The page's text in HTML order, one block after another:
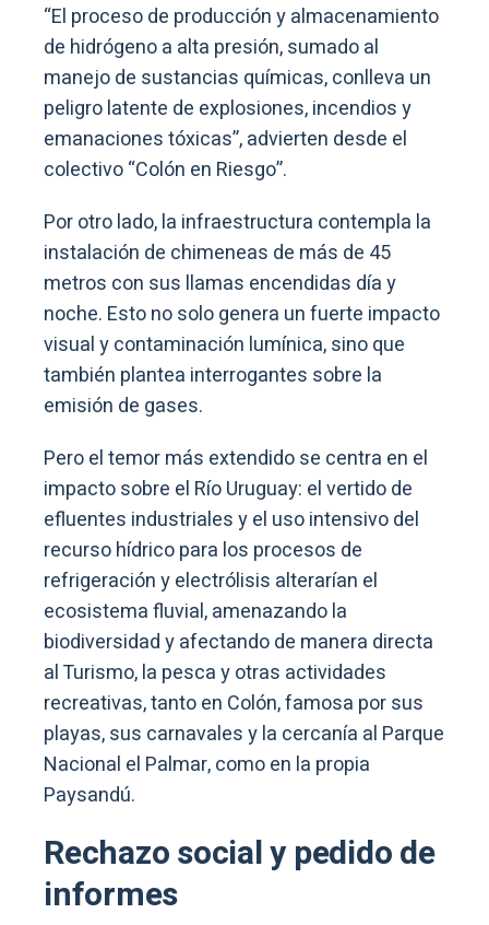
“El proceso de producción y almacenamiento
de hidrógeno a alta presión, sumado al
manejo de sustancias químicas, conlleva un
peligro latente de explosiones, incendios y
emanaciones tóxicas”, advierten desde el
colectivo “Colón en Riesgo”.
Por otro lado, la infraestructura contempla la
instalación de chimeneas de más de 45
metros con sus llamas encendidas día y
noche. Esto no solo genera un fuerte impacto
visual y contaminación lumínica, sino que
también plantea interrogantes sobre la
emisión de gases.
Pero el temor más extendido se centra en el
impacto sobre el Río Uruguay: el vertido de
efluentes industriales y el uso intensivo del
recurso hídrico para los procesos de
refrigeración y electrólisis alterarían el
ecosistema fluvial, amenazando la
biodiversidad y afectando de manera directa
al Turismo, la pesca y otras actividades
recreativas, tanto en Colón, famosa por sus
playas, sus carnavales y la cercanía al Parque
Nacional el Palmar, como en la propia
Paysandú.
Rechazo social y pedido de
informes